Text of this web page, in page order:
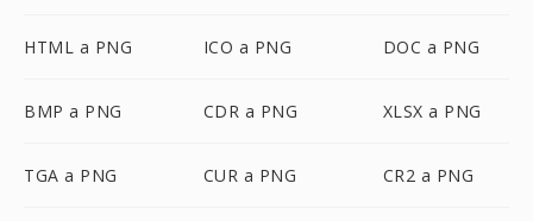
HTML a PNG ICO a PNG DOC a PNG
BMP a PNG CDR a PNG XLSX a PNG
TGA a PNG CUR a PNG CR2 a PNG